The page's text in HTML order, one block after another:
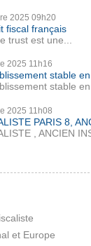
2025 09h20
fiscal français
trust est une...
2025 11h16
stable
stable
2025 11h08
PARIS 8,
, ANCIEN
et Europe